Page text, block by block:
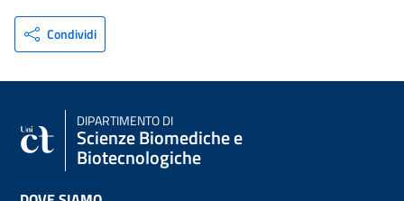
Condividi
DIPARTIMENTO DI
Scienze Biomediche e
Biotecnologiche